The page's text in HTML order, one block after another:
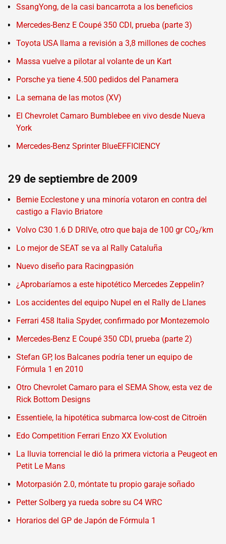
SsangYong, de la casi bancarrota a los beneficios
Mercedes-Benz E Coupé 350 CDI, prueba (parte 3)
Toyota USA llama a revisión a 3,8 millones de coches
Massa vuelve a pilotar al volante de un Kart
Porsche ya tiene 4.500 pedidos del Panamera
La semana de las motos (XV)
El Chevrolet Camaro Bumblebee en vivo desde Nueva
York
Mercedes-Benz Sprinter BlueEFFICIENCY
29 de septiembre de 2009
Bernie Ecclestone y una minoría votaron en contra del
castigo a Flavio Briatore
Volvo C30 1.6 D DRIVe, otro que baja de 100 gr CO₂/km
Lo mejor de SEAT se va al Rally Cataluña
Nuevo diseño para Racingpasión
¿Aprobaríamos a este hipotético Mercedes Zeppelin?
Los accidentes del equipo Nupel en el Rally de Llanes
Ferrari 458 Italia Spyder, confirmado por Montezemolo
Mercedes-Benz E Coupé 350 CDI, prueba (parte 2)
Stefan GP, los Balcanes podría tener un equipo de
Fórmula 1 en 2010
Otro Chevrolet Camaro para el SEMA Show, esta vez de
Rick Bottom Designs
Essentiele, la hipotética submarca low-cost de Citroën
Edo Competition Ferrari Enzo XX Evolution
La lluvia torrencial le dió la primera victoria a Peugeot en
Petit Le Mans
Motorpasión 2.0, móntate tu propio garaje soñado
Petter Solberg ya rueda sobre su C4 WRC
Horarios del GP de Japón de Fórmula 1